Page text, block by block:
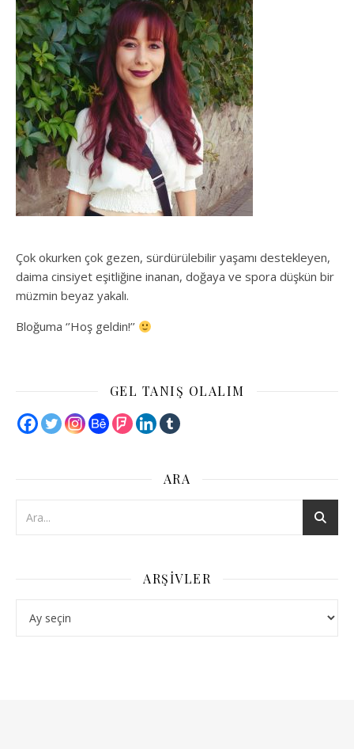
Çok okurken çok gezen, sürdürülebilir yaşamı destekleyen,
daima cinsiyet eşitliğine inanan, doğaya ve spora düşkün bir
müzmin beyaz yakalı.
Bloğuma ‘’Hoş geldin!’’
GEL TANIŞ OLALIM
ARA
ARŞIVLER